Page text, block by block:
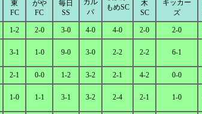
東
FC
がや
FC
毎日
SS
カル
パ
もめSC
木
SC
キッカー
ズ
1-2 2-0 3-0 4-0 4-0 2-0 2-0
3-1 1-0 9-0 3-0 2-2 2-2 6-1
2-1 0-0 1-2 3-2 2-1 4-2 0-0
1-0 1-1 3-1 3-2 2-4 2-1 1-0